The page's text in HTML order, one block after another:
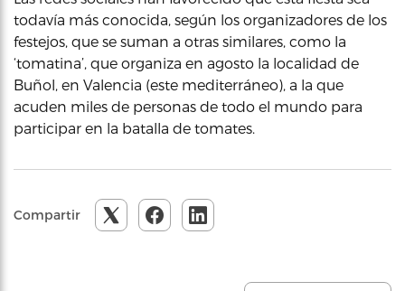
todavía más conocida, según los organizadores de los
festejos, que se suman a otras similares, como la
‘tomatina’, que organiza en agosto la localidad de
Buñol, en Valencia (este mediterráneo), a la que
acuden miles de personas de todo el mundo para
participar en la batalla de tomates.
Compartir